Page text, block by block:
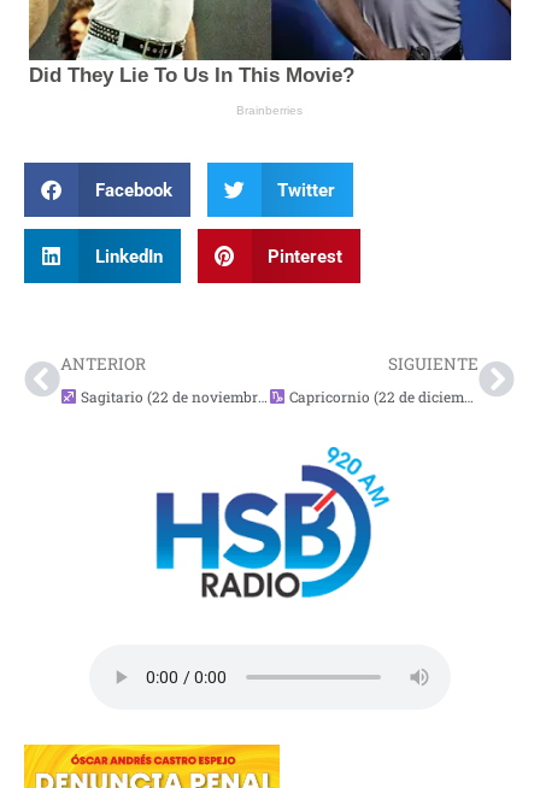
Facebook Twitter
LinkedIn Pinterest
ANTERIOR
Sagitario (22 de noviembre – 21 de diciembre)
SIGUIENTE
Capricornio (22 de diciembre – 19 de enero)